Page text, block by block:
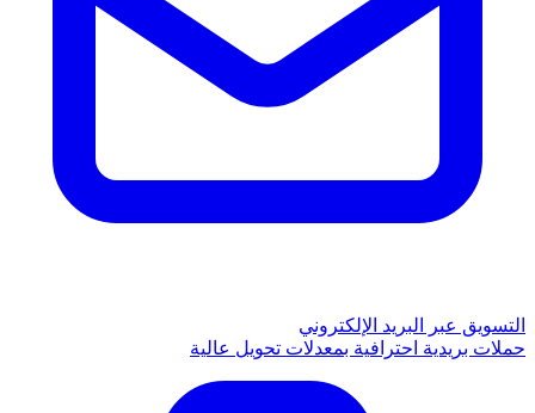
التسويق عبر البريد الإلكتروني
حملات بريدية احترافية بمعدلات تحويل عالية